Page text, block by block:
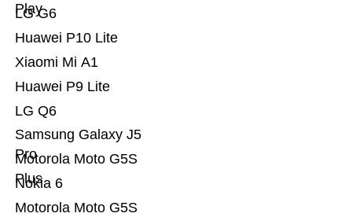
Motorola Moto G5S
Nokia 6
Motorola Moto G5S
Plus
Samsung Galaxy J5
Pro
LG Q6
Huawei P9 Lite
Xiaomi Mi A1
Huawei P10 Lite
LG G6
Play